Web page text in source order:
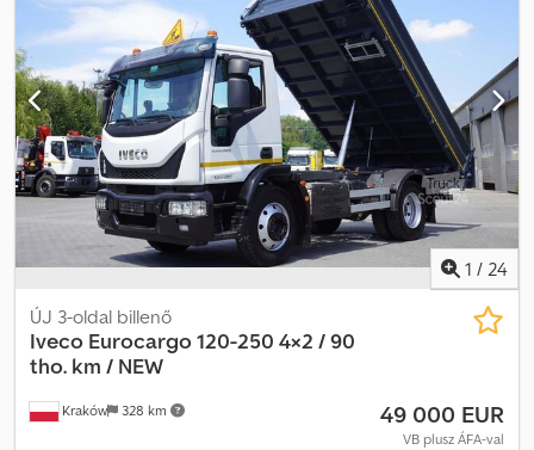
differenciálzár, légkondicionálás, sűrített levegős fék,
teherautó regisztráció, | Iveco Eurocargo 140E | BÄR
rakodóplatform 1500 kg teherbírású | Automata váltó, EURO6,
klíma | Elektromos ablakok | Sávtartó asszisztens, indulási
asszisztens emelkedőn | Üléshűtés és ülésfűtés | A tévedés, az
adatbevitel során elkövetett hibák és az előzetes értékesítés
jogát fenntartjuk. Codpfxezq D H To Amgjha
1 / 24
Kraków 328 km
ÚJ 3-oldal billenő
Iveco Eurocargo 120-250 4×2 / 90
tho. km / NEW
49 000 EUR
VB plusz ÁFA-val